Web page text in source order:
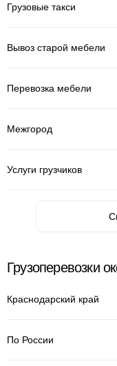
Грузовые такси
Вывоз старой мебели
Перевозка мебели
Межгород
Услуги грузчиков
Грузоперевозки
Краснодарский край
По России